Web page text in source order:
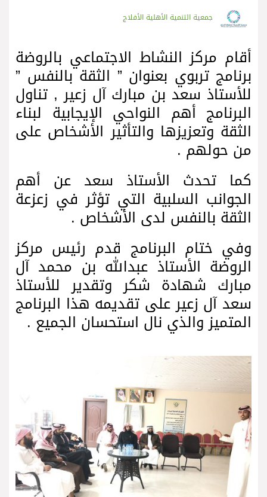
جمعية التنمية الأهلية الأفلاج
أقام مركز النشاط الاجتماعي بالروضة
برنامج تربوي بعنوان ” الثقة بالنفس ”
للأستاذ سعد بن مبارك آل زعير , تناول
البرنامج أهم النواحي الإيجابية لبناء
الثقة وتعزيزها والتأثير الأشخاص على
من حولهم .
كما تحدث الأستاذ سعد عن أهم
الجوانب السلبية التي تؤثر في زعزعة
الثقة بالنفس لدى الأشخاص .
وفي ختام البرنامج قدم رئيس مركز
الروضة الأستاذ عبدالله بن محمد آل
مبارك شهادة شكر وتقدير للأستاذ
سعد آل زعير على تقديمه هذا البرنامج
المتميز والذي نال استحسان الجميع .